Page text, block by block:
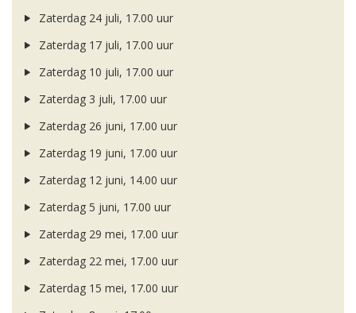
Zaterdag 24 juli, 17.00 uur
Zaterdag 17 juli, 17.00 uur
Zaterdag 10 juli, 17.00 uur
Zaterdag 3 juli, 17.00 uur
Zaterdag 26 juni, 17.00 uur
Zaterdag 19 juni, 17.00 uur
Zaterdag 12 juni, 14.00 uur
Zaterdag 5 juni, 17.00 uur
Zaterdag 29 mei, 17.00 uur
Zaterdag 22 mei, 17.00 uur
Zaterdag 15 mei, 17.00 uur